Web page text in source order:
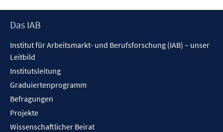
Footer
Das IAB
Institut für Arbeitsmarkt- und Berufsforschung (IAB) – unser
Leitbild
Institutsleitung
Graduiertenprogramm
Befragungen
Projekte
Wissenschaftlicher Beirat